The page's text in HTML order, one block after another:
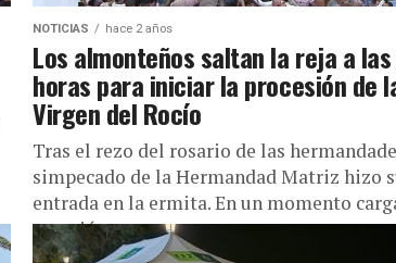
NOTICIAS hace 2 años
Los almonteños saltan la reja a
horas para iniciar la procesión de
Virgen del Rocío
Tras el rezo del rosario de las
simpecado de la Hermandad Matriz hizo
entrada en la ermita. En un momento
emoción,...